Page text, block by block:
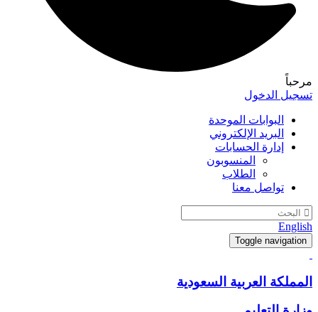
مرحباً
تسجيل الدخول
البوابات الموحدة
البريد الإلكتروني
إدارة الحسابات
المنسوبون
الطلاب
تواصل معنا
English
Toggle navigation
المملكة العربية السعودية